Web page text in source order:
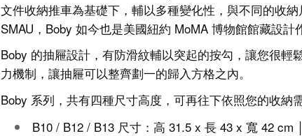
文件收納推車為基礎下，輔以多種變化性，與不同的收
SMAU，Boby 如今也是美國紐約 MoMA 博物館館藏設計
Boby 的抽屜設計，有防滑紋輔以突起的按勾，讓您很
力機制，讓抽屜可以整齊劃一的歸入方格之內。
Boby 系列，共有四種尺寸高度，可再往下依照您的收納
B10 / B12 / B13 尺寸：高 31.5 x 長 43 x 寬 42 cm